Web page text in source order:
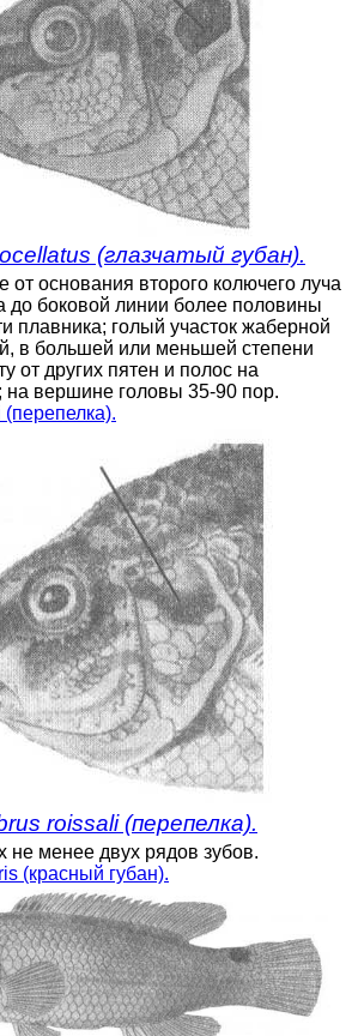
(глазчатый губан).
от основания второго колючего луча
до боковой линии более половины
плавника; голый участок жаберной
в большей или меньшей степени
от других пятен и полос на
вершине головы 35-90 пор.
roissali (перепелка).
не менее двух рядов зубов.
(красный губан).